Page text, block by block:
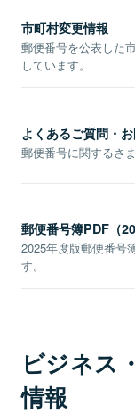
市町村変更情報
郵便番号を公表した
しています。
よくあるご質問・
郵便番号に関するさ
郵便番号簿PDF（
2025年度版郵便番号
す。
ビジネス
情報